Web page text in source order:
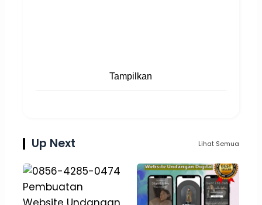
Tampilkan
Up Next Lihat Semua